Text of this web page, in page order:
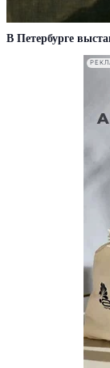
В Петербурге